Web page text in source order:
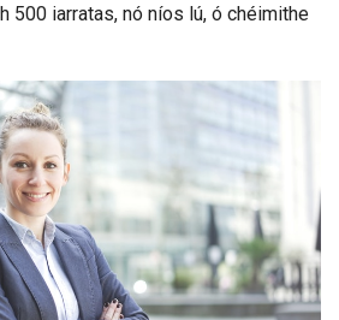
500 iarratas, nó níos lú, ó chéimithe